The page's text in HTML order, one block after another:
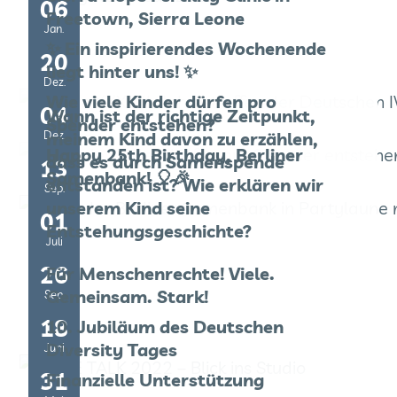
06
Jan.
20
Dez.
Freetown, Sierra Leone
04
Dez.
✨ Ein inspirierendes Wochenende
liegt hinter uns! ✨
13
Sep.
Wie viele Kinder dürfen pro
Spender entstehen?
01
Juli
Happy 25th Birthday, Berliner
Samenbank! 🎈🎉
26
Sep.
Wann ist der richtige Zeitpunkt,
meinem Kind davon zu erzählen,
dass es durch Samenspende
entstanden ist? Wie erklären wir
unserem Kind seine
Entstehungsgeschichte?
18
Juni
Für Menschenrechte! Viele.
Gemeinsam. Stark!
31
10. Jubiläum des Deutschen
Diversity Tages
Finanzielle Unterstützung